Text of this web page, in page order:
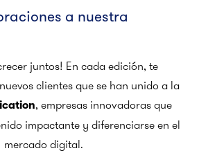
a nuestra
juntos! En cada edición, te
clientes que se han unido a la
, empresas innovadoras que
impactante y diferenciarse en el
mercado digital.